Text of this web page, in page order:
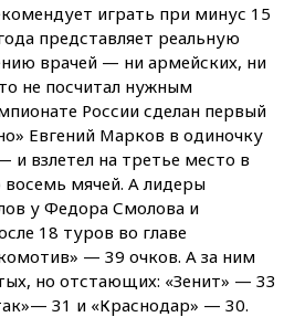
играть при минус 15
представляет реальную
врачей — ни армейских, ни
не посчитал нужным
России сделан первый
Евгений Марков в одиночку
и взлетел на третье место в
восемь мячей. А лидеры
у Федора Смолова и
18 туров во главе
— 39 очков. А за ним
но отстающих: «Зенит» — 33
31 и «Краснодар» — 30.